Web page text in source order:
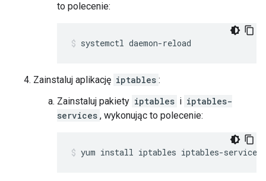
to polecenie:
systemctl daemon-reload
Zainstaluj aplikację iptables :
Zainstaluj pakiety iptables i iptables-
services , wykonując to polecenie:
yum install iptables iptables-services